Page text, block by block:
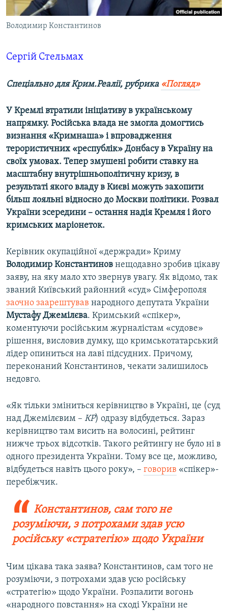
ВІДЕОУРОКИ «ELIFBE»
СВІДЧЕННЯ ОКУПАЦІЇ
ІНФОГРАФІКА
Русский
ДОЛУЧАЙСЯ!
Усі сайти RFE/RL
Володимир Константинов
Сергій Стельмах
Спеціально для Крим.Реалії, рубрика «Погляд»
У Кремлі втратили ініціативу в українському
напрямку. Російська влада не змогла домогтись
визнання «Кримнаша» і впровадження
терористичних «республік» Донбасу в Україну на
своїх умовах. Тепер змушені робити ставку на
масштабну внутрішньополітичну кризу, в
результаті якого владу в Києві можуть захопити
більш лояльні відносно до Москви політики. Розвал
України зсередини – остання надія Кремля і його
кримських маріонеток.
Керівник окупаційної «держради» Криму
Володимир Константинов нещодавно зробив цікаву
заяву, на яку мало хто звернув увагу. Як відомо, так
званий Київський районний «суд» Сімферополя
заочно заарештував народного депутата України
Мустафу Джемілєва. Кримський «спікер»,
коментуючи російським журналістам «судове»
рішення, висловив думку, що кримськотатарський
лідер опиниться на лаві підсудних. Причому,
переконаний Константинов, чекати залишилось
недовго.
«Як тільки зміниться керівництво в Україні, це (суд
над Джемілєвим – КР) одразу відбудеться. Зараз
керівництво там висить на волосині, рейтинг
нижче трьох відсотків. Такого рейтингу не було ні в
одного президента України. Тому все це, можливо,
відбудеться навіть цього року», – говорив «спікер»-
перебіжчик.
Константинов, сам того не
розуміючи, з потрохами здав усю
російську «стратегію» щодо України
Чим цікава така заява? Константинов, сам того не
розуміючи, з потрохами здав усю російську
«стратегію» щодо України. Розпалити вогонь
«народного повстання» на сході України не